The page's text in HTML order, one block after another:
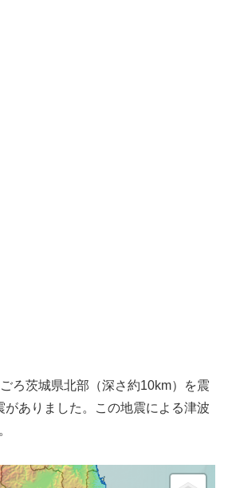
ろ茨城県北部（深さ約10km）を震
がありました。この地震による津波